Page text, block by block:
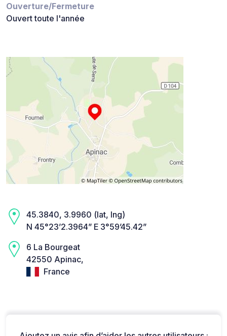
Ouverture/Fermeture
Ouvert toute l'année
45.3840, 3.9960 (lat, lng)
N 45°23’2.3964” E 3°59’45.42”
6 La Bourgeat
42550 Apinac,
France